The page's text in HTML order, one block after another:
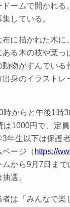
ームで開かれる
している。
に描かれた木に
る木の枝や葉っ
物がすんでいる
出身のイラストレ
からと午後1時
は1000円で、定
3年生以下は保護
ページ（https://
ムから9月7日ま
選。
は「みんなで楽